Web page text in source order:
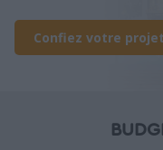
Confiez votre projet